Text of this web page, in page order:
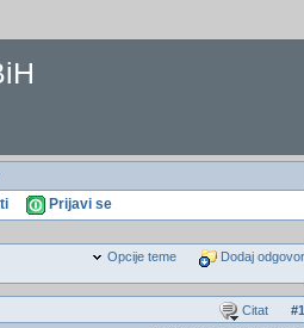
Prijavi se
Opcije teme Dodaj odgovor
Citat #1